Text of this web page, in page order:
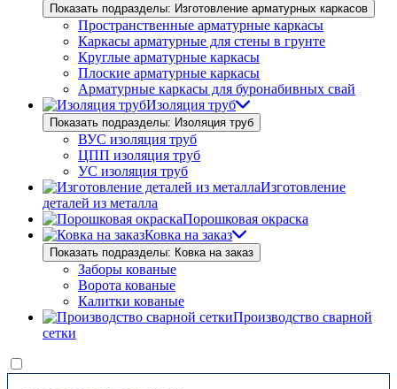
Показать подразделы: Изготовление арматурных каркасов
Пространственные арматурные каркасы
Каркасы арматурные для стены в грунте
Круглые арматурные каркасы
Плоские арматурные каркасы
Арматурные каркасы для буронабивных свай
Изоляция труб
Показать подразделы: Изоляция труб
ВУС изоляция труб
ЦПП изоляция труб
УС изоляция труб
Изготовление
деталей из металла
Порошковая окраска
Ковка на заказ
Показать подразделы: Ковка на заказ
Заборы кованые
Ворота кованые
Калитки кованые
Производство сварной
сетки